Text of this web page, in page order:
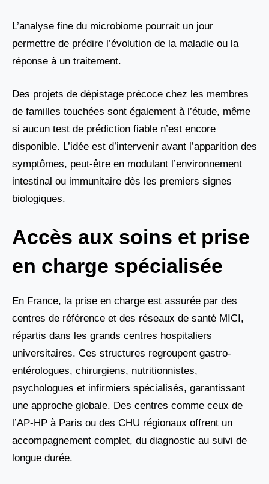
L’analyse fine du microbiome pourrait un jour
permettre de prédire l’évolution de la maladie ou la
réponse à un traitement.
Des projets de dépistage précoce chez les membres
de familles touchées sont également à l’étude, même
si aucun test de prédiction fiable n’est encore
disponible. L’idée est d’intervenir avant l’apparition des
symptômes, peut-être en modulant l’environnement
intestinal ou immunitaire dès les premiers signes
biologiques.
Accès aux soins et prise
en charge spécialisée
En France, la prise en charge est assurée par des
centres de référence et des réseaux de santé MICI,
répartis dans les grands centres hospitaliers
universitaires. Ces structures regroupent gastro-
entérologues, chirurgiens, nutritionnistes,
psychologues et infirmiers spécialisés, garantissant
une approche globale. Des centres comme ceux de
l’AP-HP à Paris ou des CHU régionaux offrent un
accompagnement complet, du diagnostic au suivi de
longue durée.